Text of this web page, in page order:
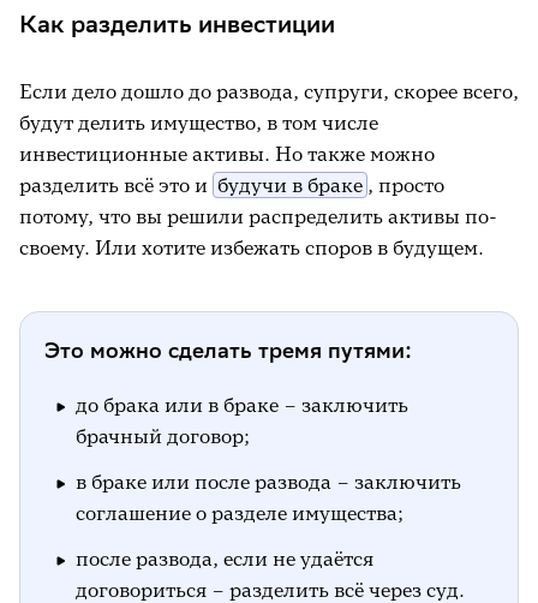
Как разделить инвестиции
Если дело дошло до развода, супруги, скорее всего,
будут делить имущество, в том числе
инвестиционные активы. Но также можно
разделить всё это и будучи в браке , просто
потому, что вы решили распределить активы по-
своему. Или хотите избежать споров в будущем.
Это можно сделать тремя путями:
до брака или в браке – заключить
брачный договор;
в браке или после развода – заключить
соглашение о разделе имущества;
после развода, если не удаётся
договориться – разделить всё через суд.